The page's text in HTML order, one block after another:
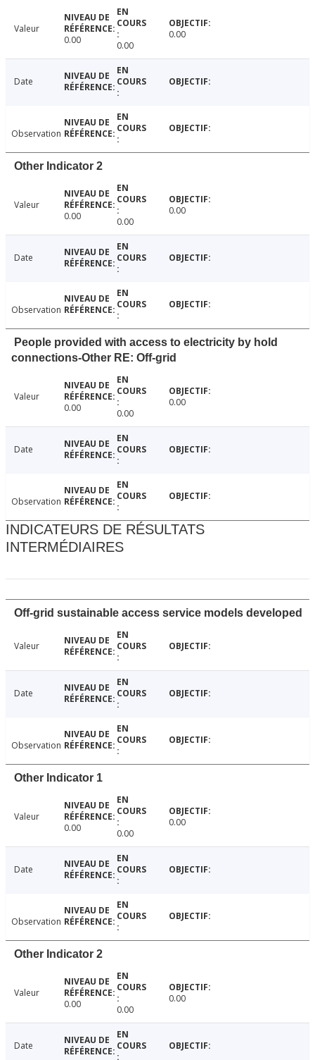
Valeur
0.00
0.00
0.00
Date
Observation
Other Indicator 2
Valeur
0.00
0.00
0.00
Date
Observation
People provided with access to electricity by hold
connections-Other RE: Off-grid
Valeur
0.00
0.00
0.00
Date
Observation
INDICATEURS DE RÉSULTATS
INTERMÉDIAIRES
Off-grid sustainable access service models developed
Valeur
Date
Observation
Other Indicator 1
Valeur
0.00
0.00
0.00
Date
Observation
Other Indicator 2
Valeur
0.00
0.00
0.00
Date